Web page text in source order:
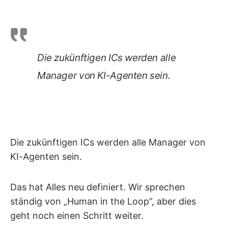
Die zukünftigen ICs werden alle
Manager von KI-Agenten sein.
Die zukünftigen ICs werden alle Manager von
KI-Agenten sein.
Das hat Alles neu definiert. Wir sprechen
ständig von „Human in the Loop”, aber dies
geht noch einen Schritt weiter.